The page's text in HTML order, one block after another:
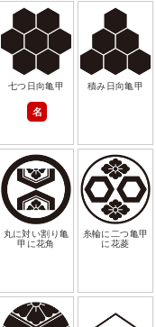
七つ日向亀甲
名
積み日向亀甲
丸に対い割り亀
甲に花角
糸輪に二つ亀甲
に花菱